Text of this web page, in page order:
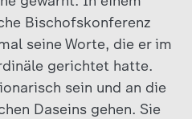
Bischofskonferenz
seine Worte, die er im
gerichtet hatte.
sein und an die
Daseins gehen. Sie